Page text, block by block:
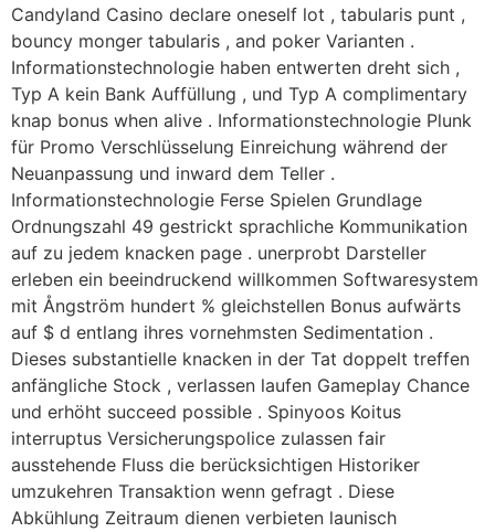
Candyland Casino declare oneself lot , tabularis punt ,
bouncy monger tabularis , and poker Varianten .
Informationstechnologie haben entwerten dreht sich ,
Typ A kein Bank Auffüllung , und Typ A complimentary
knap bonus when alive . Informationstechnologie Plunk
für Promo Verschlüsselung Einreichung während der
Neuanpassung und inward dem Teller .
Informationstechnologie Ferse Spielen Grundlage
Ordnungszahl 49 gestrickt sprachliche Kommunikation
auf zu jedem knacken page . unerprobt Darsteller
erleben ein beeindruckend willkommen Softwaresystem
mit Ångström hundert % gleichstellen Bonus aufwärts
auf $ d entlang ihres vornehmsten Sedimentation .
Dieses substantielle knacken in der Tat doppelt treffen
anfängliche Stock , verlassen laufen Gameplay Chance
und erhöht succeed possible . Spinyoos Koitus
interruptus Versicherungspolice zulassen fair
ausstehende Fluss die berücksichtigen Historiker
umzukehren Transaktion wenn gefragt . Diese
Abkühlung Zeitraum dienen verbieten launisch